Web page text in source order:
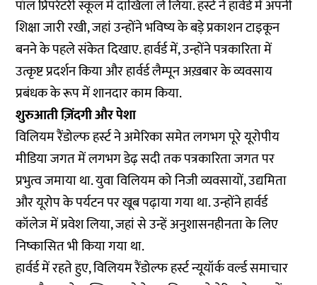
पॉल प्रिपरेटरी स्कूल में दाखिला ले लिया. हर्स्ट ने हार्वर्ड में अपनी
शिक्षा जारी रखी, जहां उन्होंने भविष्य के बड़े प्रकाशन टाइकून
बनने के पहले संकेत दिखाए. हार्वर्ड में, उन्होंने पत्रकारिता में
उत्कृष्ट प्रदर्शन किया और हार्वर्ड लैम्पून अख़बार के व्यवसाय
प्रबंधक के रूप में शानदार काम किया.
शुरुआती ज़िंदगी और पेशा
विलियम रैंडोल्फ हर्स्ट ने अमेरिका समेत लगभग पूरे यूरोपीय
मीडिया जगत में लगभग डेढ़ सदी तक पत्रकारिता जगत पर
प्रभुत्व जमाया था. युवा विलियम को निजी व्यवसायों, उद्यमिता
और यूरोप के पर्यटन पर खूब पढ़ाया गया था. उन्होंने हार्वर्ड
कॉलेज में प्रवेश लिया, जहां से उन्हें अनुशासनहीनता के लिए
निष्कासित भी किया गया था.
हार्वर्ड में रहते हुए, विलियम रैंडोल्फ हर्स्ट न्यूयॉर्क वर्ल्ड समाचार